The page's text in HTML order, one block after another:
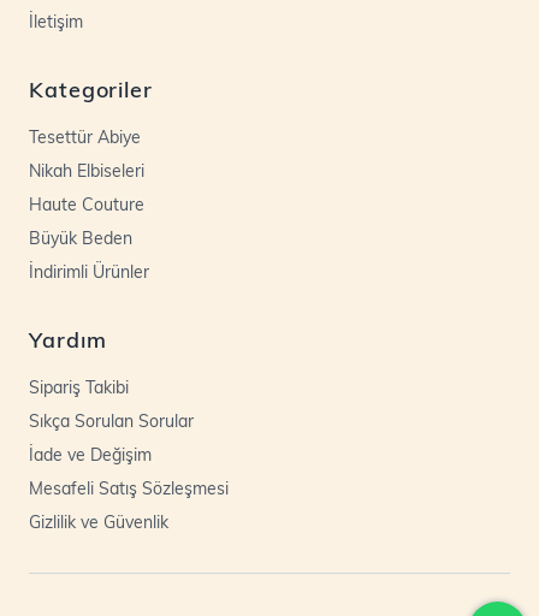
İletişim
Kategoriler
Tesettür Abiye
Nikah Elbiseleri
Haute Couture
Büyük Beden
İndirimli Ürünler
Yardım
Sipariş Takibi
Sıkça Sorulan Sorular
İade ve Değişim
Mesafeli Satış Sözleşmesi
Gizlilik ve Güvenlik